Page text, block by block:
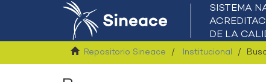
Repositorio Sineace Institucional